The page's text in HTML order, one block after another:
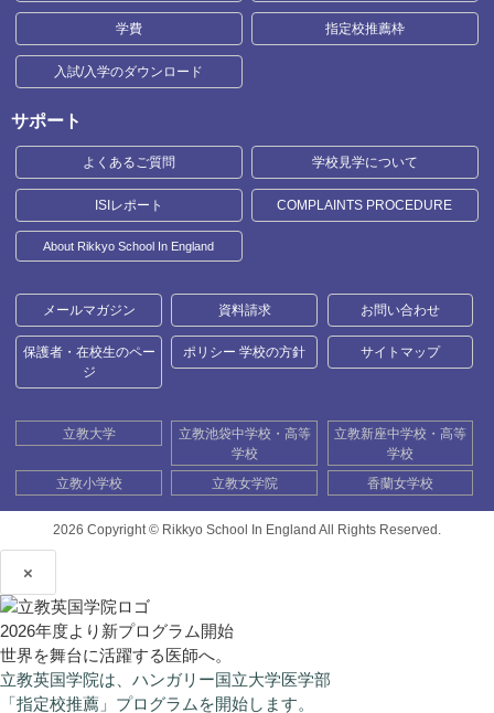
学費 指定校推薦枠
入試/入学のダウンロード
サポート
よくあるご質問 学校見学について
ISIレポート COMPLAINTS PROCEDURE
About Rikkyo School In England
メールマガジン 資料請求 お問い合わせ
保護者・在校生のペー
ジ
ポリシー 学校の方針 サイトマップ
立教大学
立教池袋中学校・高等
学校
立教新座中学校・高等
学校
立教小学校
立教女学院 香蘭女学校
2026 Copyright © Rikkyo School In England All Rights Reserved.
×
2026年度より新プログラム開始
世界を舞台に活躍する医師へ。
立教英国学院は、ハンガリー国立大学医学部
「指定校推薦」プログラムを開始します。